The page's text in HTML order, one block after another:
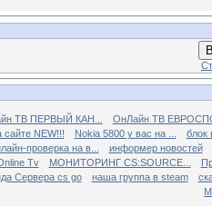
ТВ ПЕРВЫЙ КАН...
ОнЛайн ТВ
сайте NEW!!! Nokia 5800 у вас на ...
блок
проверка на в...
информер новостей
Tv МОНИТОРИНГ CS:SOURCE...
Сервера cs go наша группа в steam